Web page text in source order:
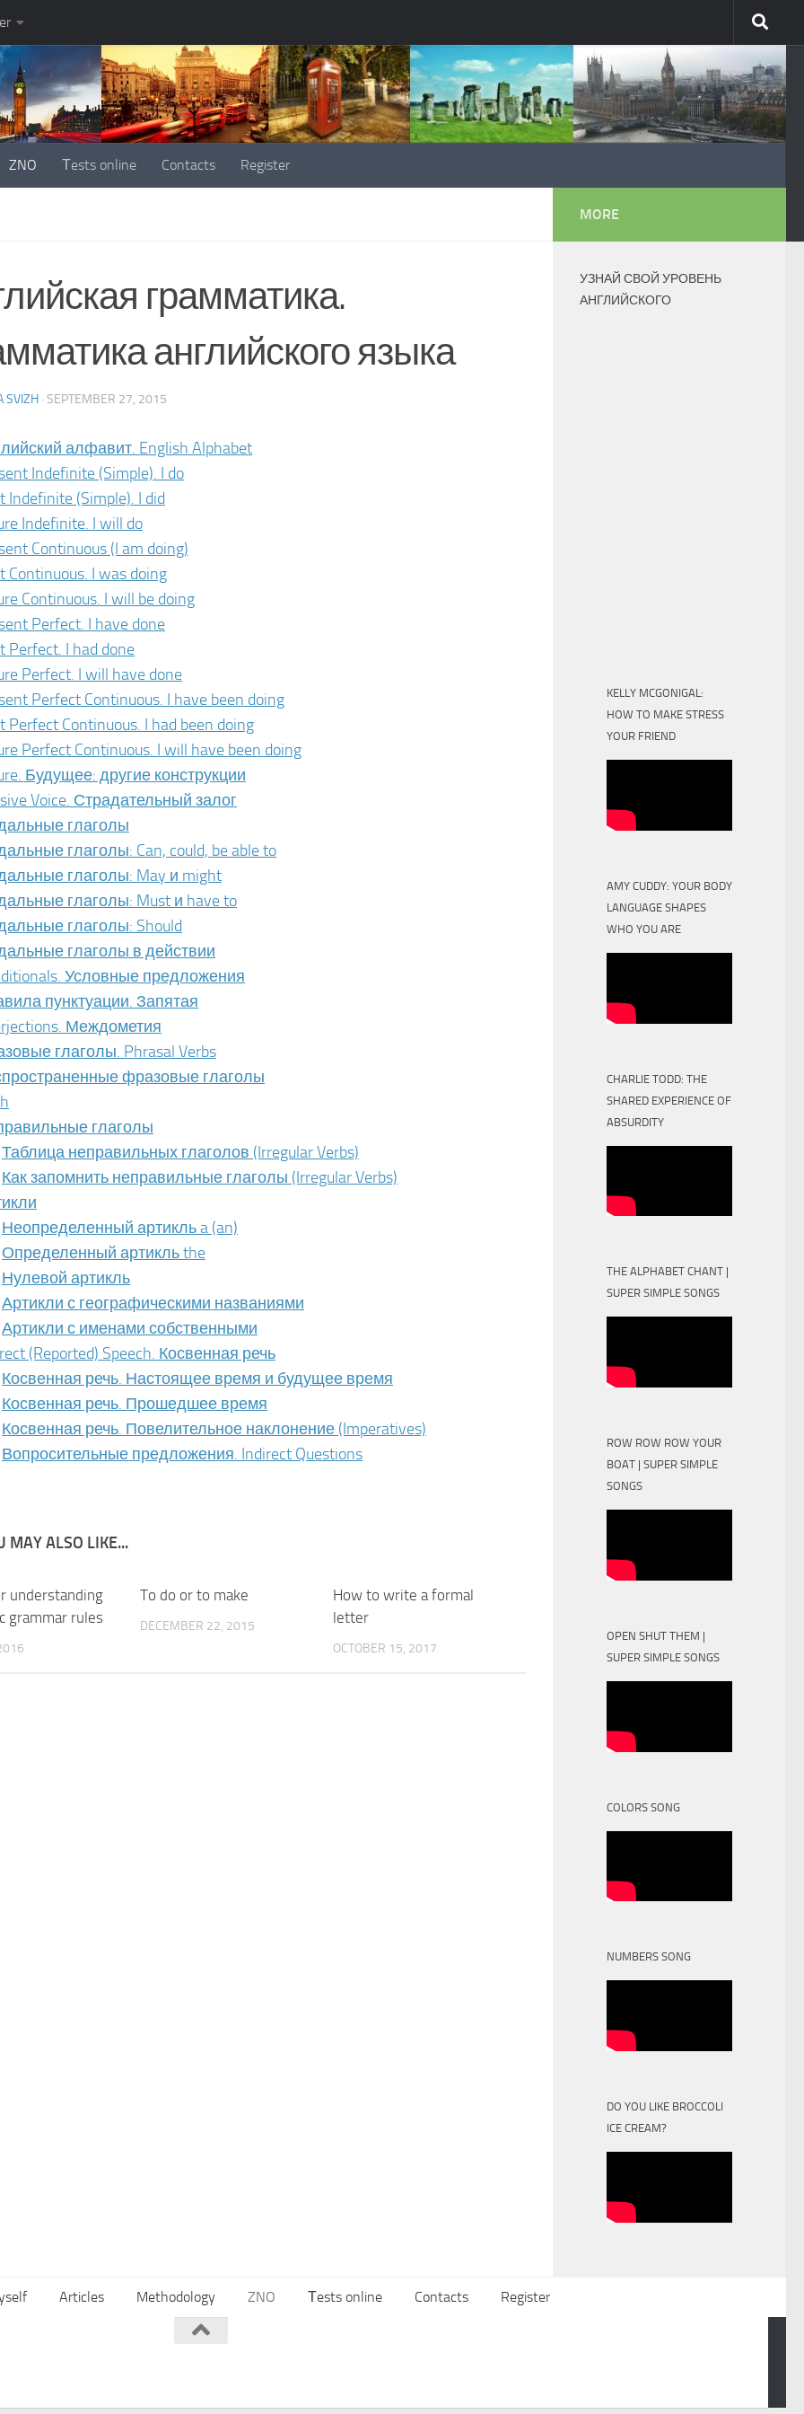
ZNO Тests online Contacts Register
грамматика.
английского языка
SVIZH · SEPTEMBER 27, 2015
алфавит. English Alphabet
Indefinite (Simple). I do
Indefinite (Simple). I did
Indefinite. I will do
Continuous (I am doing)
Continuous. I was doing
Continuous. I will be doing
Perfect. I have done
Perfect. I had done
Perfect. I will have done
Perfect Continuous. I have been doing
Perfect Continuous. I had been doing
Perfect Continuous. I will have been doing
Будущее: другие конструкции
Voice. Страдательный залог
глаголы
глаголы: Can, could, be able to
глаголы: May и might
глаголы: Must и have to
глаголы: Should
глаголы в действии
Условные предложения
пунктуации. Запятая
Междометия
глаголы. Phrasal Verbs
фразовые глаголы
глаголы
Таблица неправильных глаголов (Irregular Verbs)
Как запомнить неправильные глаголы (Irregular Verbs)
Неопределенный артикль a (an)
Определенный артикль the
Нулевой артикль
Артикли с географическими названиями
Артикли с именами собственными
(Reported) Speech. Косвенная речь
Косвенная речь. Настоящее время и будущее время
Косвенная речь. Прошедшее время
Косвенная речь. Повелительное наклонение (Imperatives)
Вопросительные предложения. Indirect Questions
MAY ALSO LIKE...
understanding
grammar rules
To do or to make
DECEMBER 22, 2015
How to write a formal
letter
OCTOBER 15, 2017
MORE
УЗНАЙ СВОЙ УРОВЕНЬ
АНГЛИЙСКОГО
KELLY MCGONIGAL:
HOW TO MAKE STRESS
YOUR FRIEND
AMY CUDDY: YOUR BODY
LANGUAGE SHAPES
WHO YOU ARE
CHARLIE TODD: THE
SHARED EXPERIENCE OF
ABSURDITY
THE ALPHABET CHANT |
SUPER SIMPLE SONGS
ROW ROW ROW YOUR
BOAT | SUPER SIMPLE
SONGS
OPEN SHUT THEM |
SUPER SIMPLE SONGS
COLORS SONG
NUMBERS SONG
DO YOU LIKE BROCCOLI
ICE CREAM?
Articles Methodology ZNO Тests online Contacts Register